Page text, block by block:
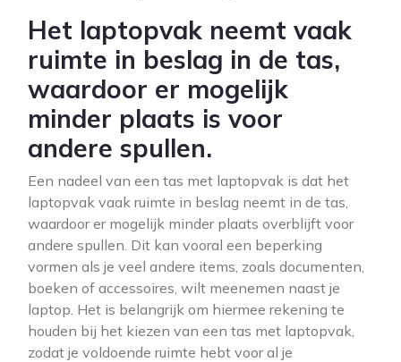
Het laptopvak neemt vaak
ruimte in beslag in de tas,
waardoor er mogelijk
minder plaats is voor
andere spullen.
Een nadeel van een tas met laptopvak is dat het
laptopvak vaak ruimte in beslag neemt in de tas,
waardoor er mogelijk minder plaats overblijft voor
andere spullen. Dit kan vooral een beperking
vormen als je veel andere items, zoals documenten,
boeken of accessoires, wilt meenemen naast je
laptop. Het is belangrijk om hiermee rekening te
houden bij het kiezen van een tas met laptopvak,
zodat je voldoende ruimte hebt voor al je